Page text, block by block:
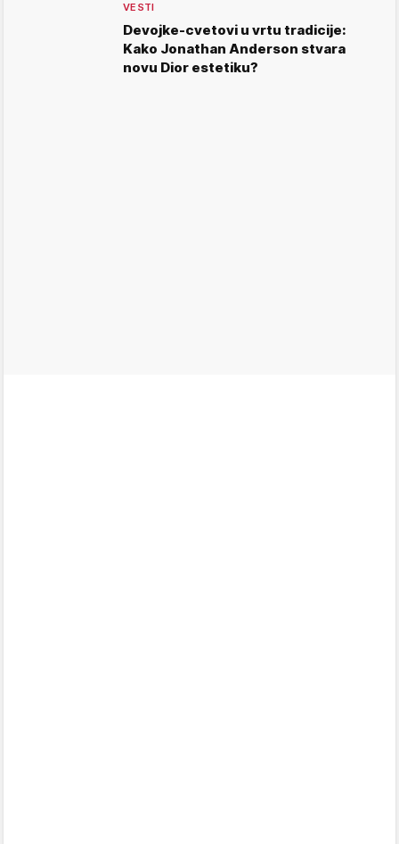
VESTI
Devojke-cvetovi u vrtu tradicije:
Kako Jonathan Anderson stvara
novu Dior estetiku?